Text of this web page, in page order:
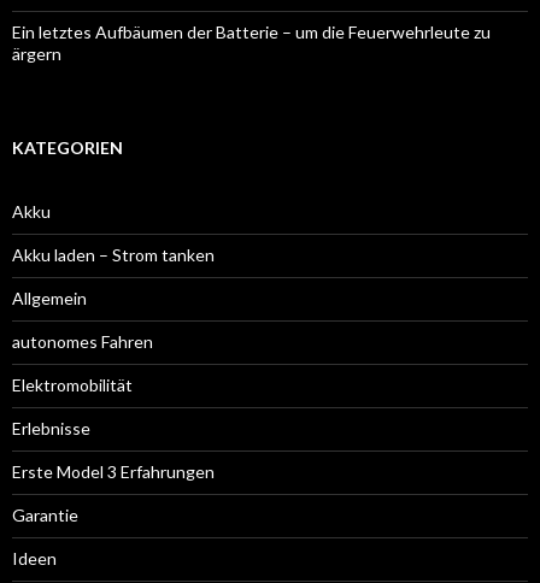
Ein letztes Aufbäumen der Batterie – um die Feuerwehrleute zu
ärgern
KATEGORIEN
Akku
Akku laden – Strom tanken
Allgemein
autonomes Fahren
Elektromobilität
Erlebnisse
Erste Model 3 Erfahrungen
Garantie
Ideen